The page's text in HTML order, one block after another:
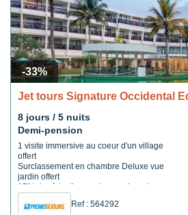
-33%
Jet tours Signature Occidental
8 jours / 5 nuits
Demi-pension
1 visite immersive au coeur d'un village
offert
Surclassement en chambre Deluxe vue
jardin offert
15% de réduction sur les services de spa
Ref : 564292